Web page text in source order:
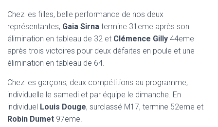
Chez les filles, belle performance de nos deux
représentantes, Gaia Sirna termine 31eme après son
élimination en tableau de 32 et Clémence Gilly 44eme
après trois victoires pour deux défaites en poule et une
élimination en tableau de 64.
Chez les garçons, deux compétitions au programme,
individuelle le samedi et par équipe le dimanche. En
individuel Louis Douge, surclassé M17, termine 52eme et
Robin Dumet 97eme.